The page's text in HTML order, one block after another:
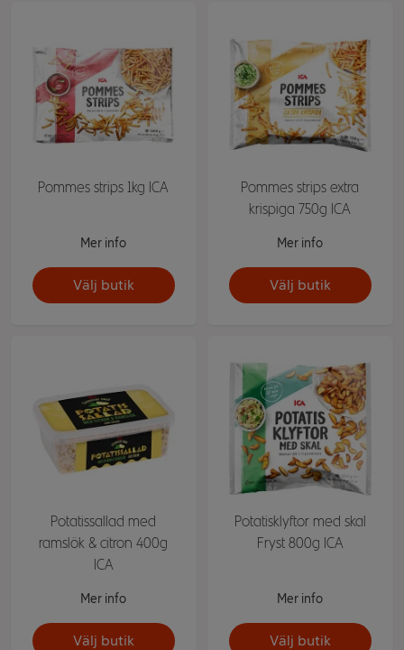
Pommes strips 1kg ICA
Mer info
Välj butik
Pommes strips extra
krispiga 750g ICA
Mer info
Välj butik
Potatissallad med
ramslök & citron 400g
ICA
Mer info
Välj butik
Potatisklyftor med skal
Fryst 800g ICA
Mer info
Välj butik